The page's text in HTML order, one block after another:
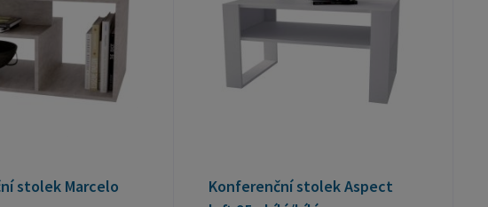
stolek Marcelo
Konferenční stolek Aspect